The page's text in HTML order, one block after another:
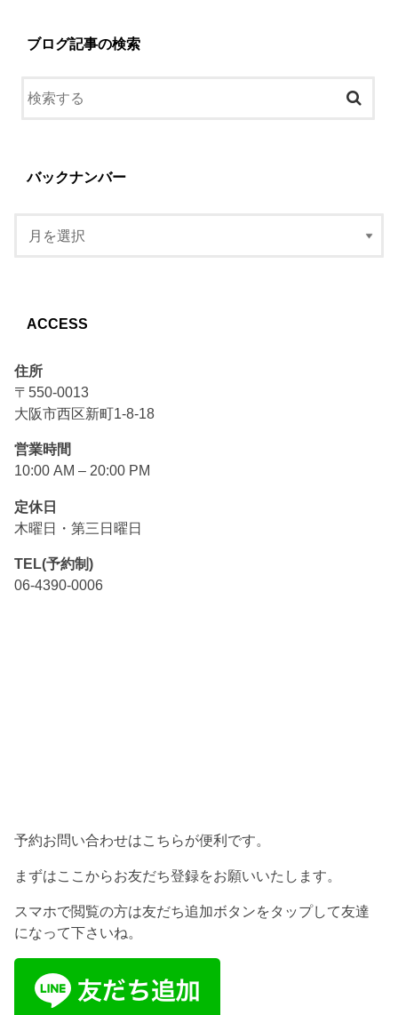
ブログ記事の検索
バックナンバー
ACCESS
住所
〒550-0013
大阪市西区新町1-8-18
営業時間
10:00 AM – 20:00 PM
定休日
木曜日・第三日曜日
TEL(予約制)
06-4390-0006
予約お問い合わせはこちらが便利です。
まずはここからお友だち登録をお願いいたします。
スマホで閲覧の方は友だち追加ボタンをタップして友達
になって下さいね。